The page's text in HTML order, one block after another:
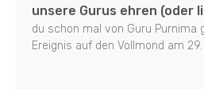
unsere Gurus ehren (oder
du schon mal von Guru Purnima
Ereignis auf den Vollmond am 29.